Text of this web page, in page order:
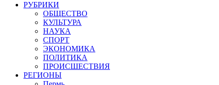
РУБРИКИ
ОБЩЕСТВО
КУЛЬТУРА
НАУКА
СПОРТ
ЭКОНОМИКА
ПОЛИТИКА
ПРОИСШЕСТВИЯ
РЕГИОНЫ